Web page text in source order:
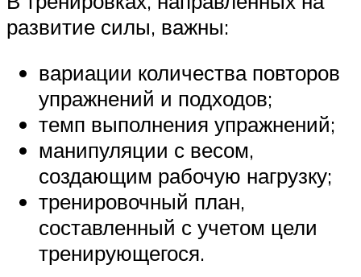
развитие силы, важны:
вариации количества повторов
упражнений и подходов;
темп выполнения упражнений;
манипуляции с весом,
создающим рабочую нагрузку;
тренировочный план,
составленный с учетом цели
тренирующегося.